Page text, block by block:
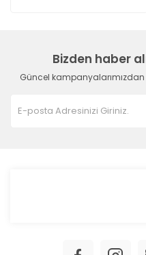
Bizden haber
Güncel